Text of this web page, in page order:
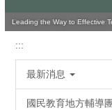
Quality Teaching Is Vital for
Leading the Way to Effective
:::
最新消息
國民教育地方輔導